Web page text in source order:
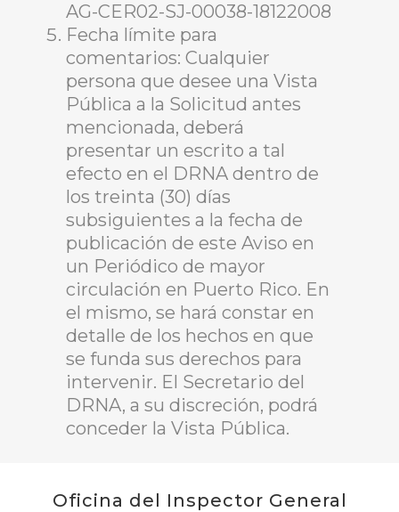
AG-CER02-SJ-00038-18122008
Fecha límite para
comentarios: Cualquier
persona que desee una Vista
Pública a la Solicitud antes
mencionada, deberá
presentar un escrito a tal
efecto en el DRNA dentro de
los treinta (30) días
subsiguientes a la fecha de
publicación de este Aviso en
un Periódico de mayor
circulación en Puerto Rico. En
el mismo, se hará constar en
detalle de los hechos en que
se funda sus derechos para
intervenir. El Secretario del
DRNA, a su discreción, podrá
conceder la Vista Pública.
Oficina del Inspector General